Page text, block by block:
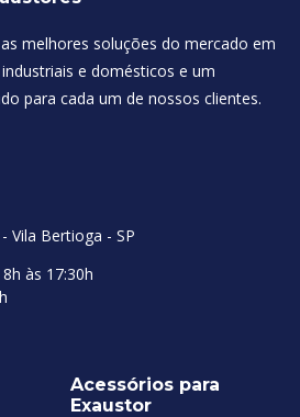
melhores soluções do mercado em
e domésticos e um
para cada um de nossos clientes.
Vila Bertioga - SP
às 17:30h
Acessórios para
Exaustor